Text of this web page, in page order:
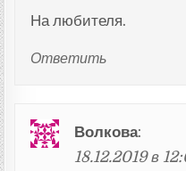
На любителя.
Ответить
Волкова:
18.12.2019 в